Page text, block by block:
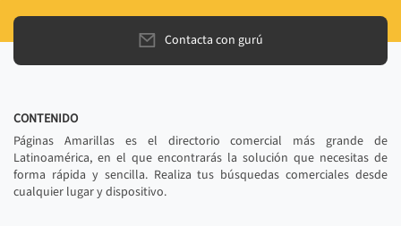
Contacta con gurú
CONTENIDO
Páginas Amarillas es el directorio comercial más grande de
Latinoamérica, en el que encontrarás la solución que necesitas de
forma rápida y sencilla. Realiza tus búsquedas comerciales desde
cualquier lugar y dispositivo.